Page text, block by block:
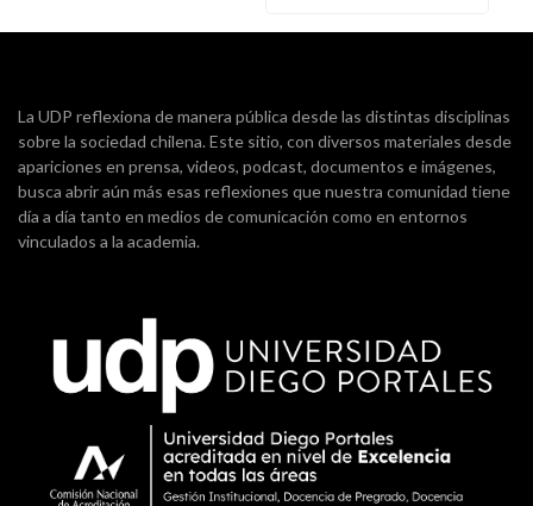
La UDP reflexiona de manera pública desde las distintas disciplinas
sobre la sociedad chilena. Este sitio, con diversos materiales desde
apariciones en prensa, videos, podcast, documentos e imágenes,
busca abrir aún más esas reflexiones que nuestra comunidad tiene
día a día tanto en medios de comunicación como en entornos
vinculados a la academia.